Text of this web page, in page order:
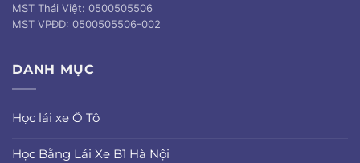
MST Thái Việt: 0500505506
MST VPĐD: 0500505506-002
DANH MỤC
Học lái xe Ô Tô
Học Bằng Lái Xe B1 Hà Nội